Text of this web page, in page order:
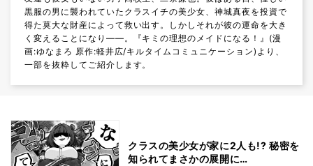
黒服の男に襲われていたクラスイチの美少女、神城真夜を投資で
得た莫大な財産によって救い出す。しかしそれが彼の運命を大き
く変えることになり――。『キミの理想のメイドになる！』(漫
画:ゆなまろ 原作:軽井広/キルタイムコミュニケーション)より、
一部を抜粋してご紹介します。
クラスの美少女が家に2人も!? 秘密を
知られてまさかの展開に…